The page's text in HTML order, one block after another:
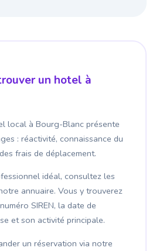
un hotel à
local à Bourg-Blanc présente
: réactivité, connaissance du
frais de déplacement.
idéal, consultez les
annuaire. Vous y trouverez
SIREN, la date de
et son activité principale.
un réservation via notre